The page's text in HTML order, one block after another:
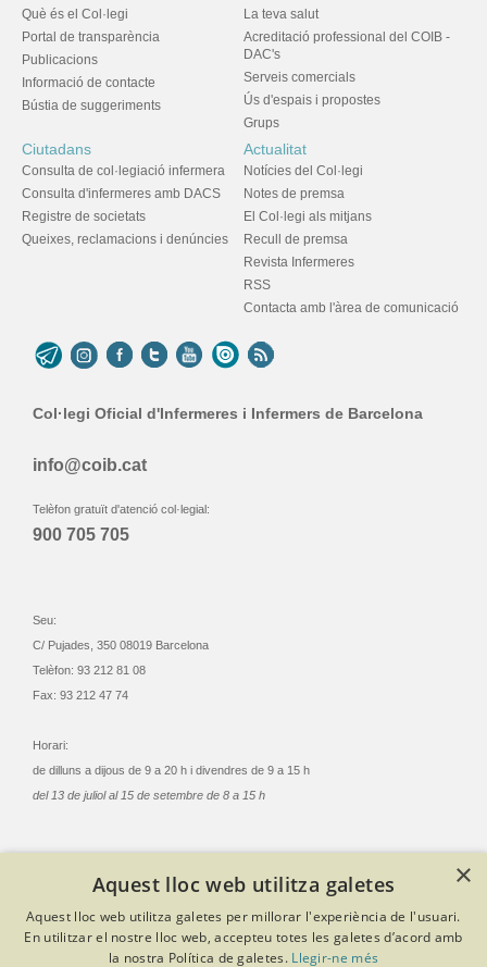
Què és el Col·legi
Portal de transparència
Publicacions
Informació de contacte
Bústia de suggeriments
La teva salut
Acreditació professional del COIB -
DAC's
Serveis comercials
Ús d'espais i propostes
Grups
Ciutadans
Consulta de col·legiació infermera
Consulta d'infermeres amb DACS
Registre de societats
Queixes, reclamacions i denúncies
Actualitat
Notícies del Col·legi
Notes de premsa
El Col·legi als mitjans
Recull de premsa
Revista Infermeres
RSS
Contacta amb l'àrea de comunicació
Col·legi Oficial d'Infermeres i Infermers de Barcelona
info@coib.cat
Telèfon gratuït d'atenció col·legial:
900 705 705
Seu:
C/ Pujades, 350 08019 Barcelona
Telèfon: 93 212 81 08
Fax: 93 212 47 74
Horari:
de dilluns a dijous de 9 a 20 h i divendres de 9 a 15 h
del 13 de juliol al 15 de setembre de 8 a 15 h
© Col·legi Oficial Infermeres i Infermers de Barcelona
Criteris de privacitat
Política de cookies
Avís legal
Política de protecció de dades
Política de qualitat
×
Aquest lloc web utilitza galetes
Aquest lloc web utilitza galetes per millorar l'experiència de l'usuari.
En utilitzar el nostre lloc web, accepteu totes les galetes d’acord amb
la nostra Política de galetes. Llegir-ne més